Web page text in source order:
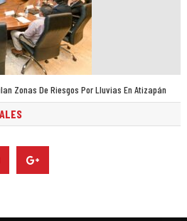
Zonas De Riesgos Por Lluvias En Atizapán